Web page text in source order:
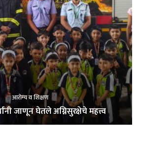
आरोग्य व शिक्षण
जाणून घेतले अग्निसुरक्षेचे महत्त्व